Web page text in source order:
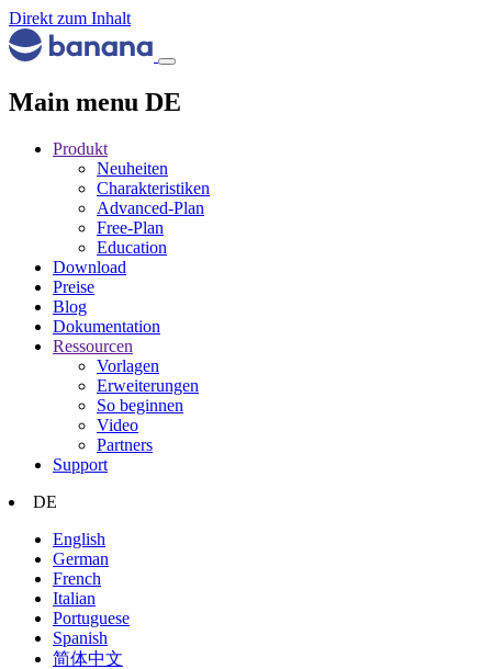
Direkt zum Inhalt
Main menu DE
Produkt
Neuheiten
Charakteristiken
Advanced-Plan
Free-Plan
Education
Download
Preise
Blog
Dokumentation
Ressourcen
Vorlagen
Erweiterungen
So beginnen
Video
Partners
Support
DE
English
German
French
Italian
Portuguese
Spanish
简体中文